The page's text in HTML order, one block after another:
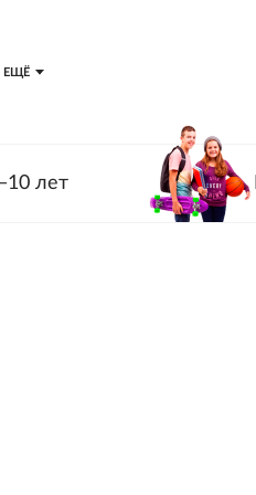
ЕЩЁ
лет